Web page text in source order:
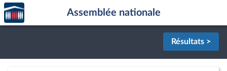
Aller au contenu
Aller en bas de la page
Accèder
à la
page
Assemblée nationale
Résultats >